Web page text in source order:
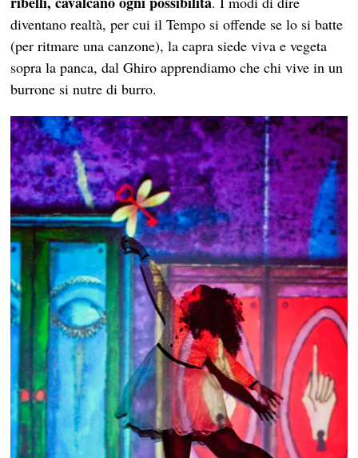
diventano realtà, per cui il Tempo si offende se lo si batte
(per ritmare una canzone), la capra siede viva e vegeta
sopra la panca, dal Ghiro apprendiamo che chi vive in un
burrone si nutre di burro.